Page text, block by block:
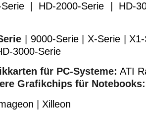
HD-2000-Serie
HD-
9000-Serie| X-Serie
3000-Serie
für PC-Systeme: ATI
Grafikchips für Notebooks:
Xilleon